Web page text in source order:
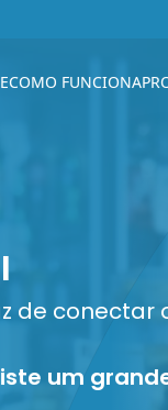
COMO FUNCIONA
de conectar
um